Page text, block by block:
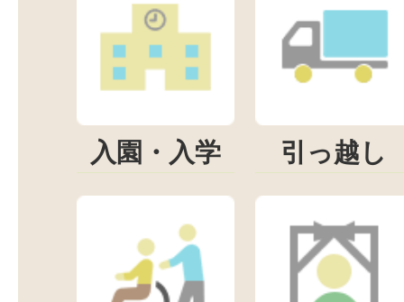
入園・入学 引っ越し